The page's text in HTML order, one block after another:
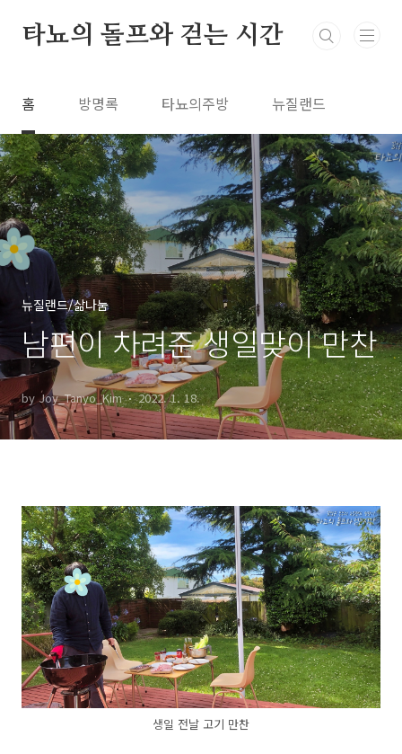
타뇨의 돌프와 걷는 시간
홈 방명록 타뇨의주방 뉴질랜드
뉴질랜드/삶나눔
남편이 차려준 생일맞이 만찬
by Joy_Tanyo_Kim 2022. 1. 18.
생일 전날 고기 만찬